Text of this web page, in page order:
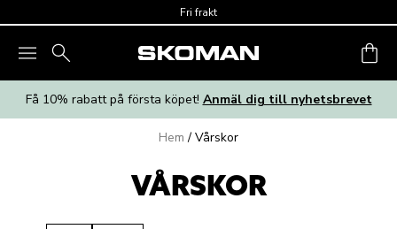
Fri frakt
Få 10% rabatt på första köpet! Anmäl dig till nyhetsbrevet
Hem / Vårskor
VÅRSKOR